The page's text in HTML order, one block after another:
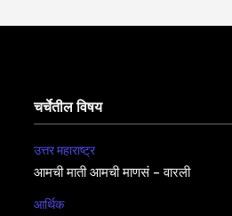
चर्चेतील विषय
उत्तर महाराष्ट्र
आमची माती आमची माणसं – वारली
आर्थिक